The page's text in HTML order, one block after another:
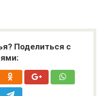
Поделиться с